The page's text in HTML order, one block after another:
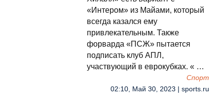
«Интером» из Майами, который
всегда казался ему
привлекательным. Также
форварда «ПСЖ» пытается
подписать клуб АПЛ,
участвующий в еврокубках. « …
Спорт
02:10, Май 30, 2023 | sports.ru